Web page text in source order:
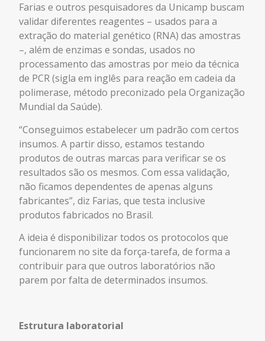
Farias e outros pesquisadores da Unicamp buscam
validar diferentes reagentes – usados para a
extração do material genético (RNA) das amostras
–, além de enzimas e sondas, usados no
processamento das amostras por meio da técnica
de PCR (sigla em inglês para reação em cadeia da
polimerase, método preconizado pela Organização
Mundial da Saúde).
“Conseguimos estabelecer um padrão com certos
insumos. A partir disso, estamos testando
produtos de outras marcas para verificar se os
resultados são os mesmos. Com essa validação,
não ficamos dependentes de apenas alguns
fabricantes”, diz Farias, que testa inclusive
produtos fabricados no Brasil.
A ideia é disponibilizar todos os protocolos que
funcionarem no site da força-tarefa, de forma a
contribuir para que outros laboratórios não
parem por falta de determinados insumos.
Estrutura laboratorial